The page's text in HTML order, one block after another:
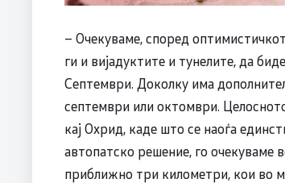
– Очекуваме, според
ги и вијадуктите и тунелите, да
Септември. Доколку има
септември или октомври.
кај Охрид, каде што се наоѓа
автопатско решение, го очекуваме
приближно три километри, кои во